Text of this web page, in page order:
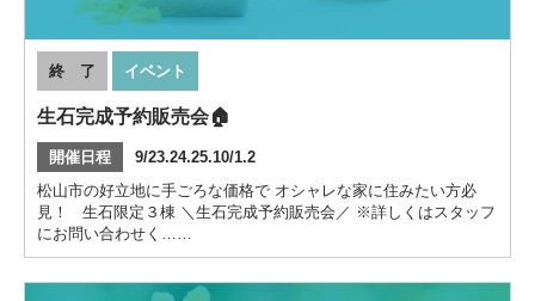
終 了 イベント
生石完成予約販売会🏠
開催日程
9/23.24.25.10/1.2
松山市の好立地に手ごろな価格で オシャレな家に住みたい方必
見！ 生石限定３棟 ＼生石完成予約販売会／ ※詳しくはスタッフ
にお問い合わせく……